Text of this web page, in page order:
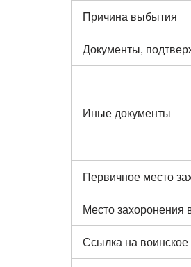
Причина выбытия
Документы,
Иные документы
Первичное место
Место захоронения
Ссылка на воинское